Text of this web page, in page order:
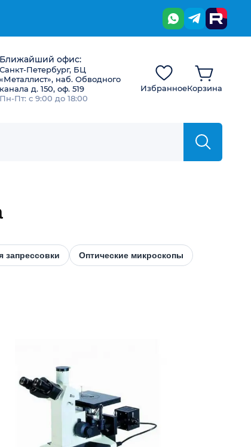
Ближайший офис:
Санкт-Петербург, БЦ
«Металлист», наб. Обводного
канала д. 150, оф. 519
Пн-Пт: с 9:00 до 18:00
ИзбранноеКорзина
запрессовки Оптические микроскопы